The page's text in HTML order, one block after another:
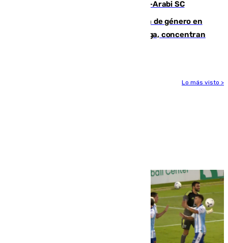
Eneko Jauregui, bigoleador contra el Al-Arabi SC
35 mujeres asesinadas por violencia de género en
España en este 2026: Andalucía y Málaga, concentran
Lo más visto >